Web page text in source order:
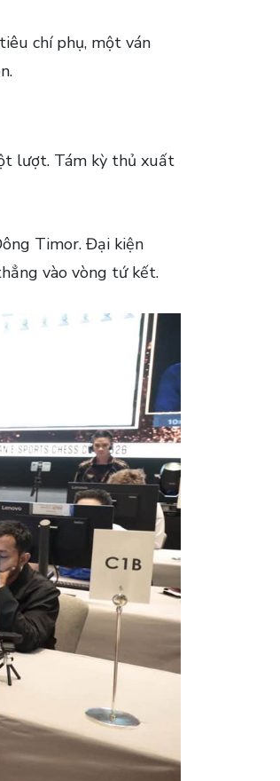
chí phụ, một ván
lượt. Tám kỳ thủ xuất
Timor. Đại kiện
vào vòng tứ kết.